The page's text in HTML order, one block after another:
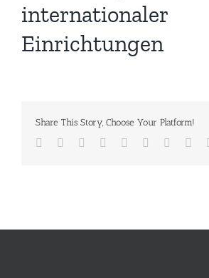
internationaler
Einrichtungen
Share This Story, Choose Your Platform!
Facebook
TwitterReddit LinkedInWhatsApp
TumblrPinterest